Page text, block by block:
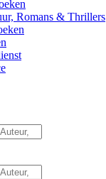
Romans & Thrillers